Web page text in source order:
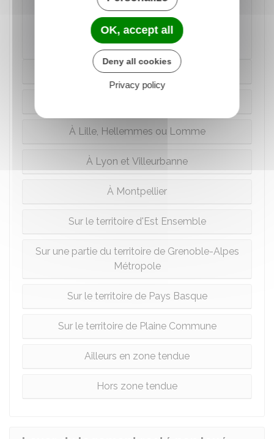
Direction de l'information légale et administrative
(Dila) - Premier ministre
À Paris
À Lille, Hellemmes ou Lomme
À Lyon et Villeurbanne
À Montpellier
Sur le territoire d'Est Ensemble
Sur une partie du territoire de Grenoble-Alpes
Métropole
Sur le territoire de Pays Basque
Sur le territoire de Plaine Commune
Ailleurs en zone tendue
Hors zone tendue
OK, accept all
Deny all cookies
Privacy policy